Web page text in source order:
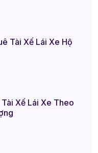
Tài Xế Lái Xe Hộ
Xế Lái Xe Theo